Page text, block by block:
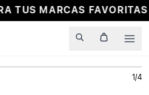
TUS MARCAS
1/4